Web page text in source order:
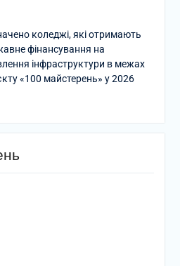
коледжі, які отримають
фінансування на
інфраструктури в межах
«100 майстерень» у 2026